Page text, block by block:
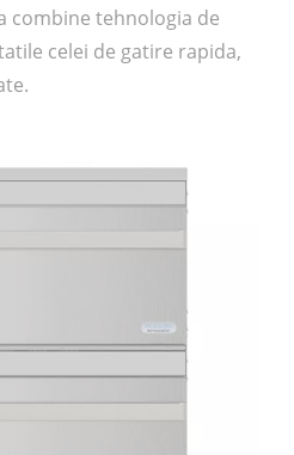
combine tehnologia de
celei de gatire rapida,